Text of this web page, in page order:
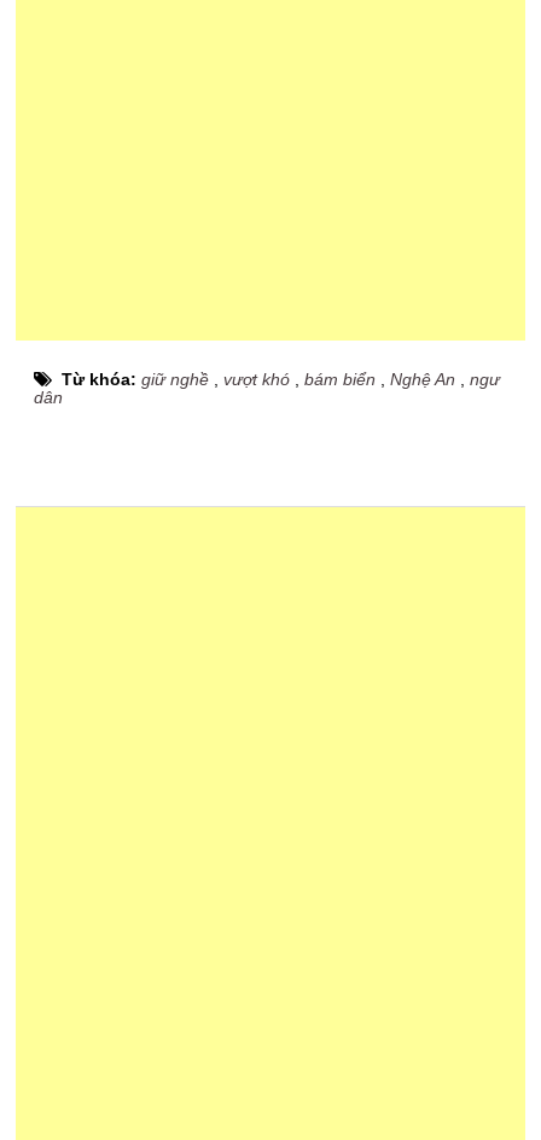
Từ khóa:giữ nghề ,vượt khó ,bám biển ,Nghệ An ,ngư
dân